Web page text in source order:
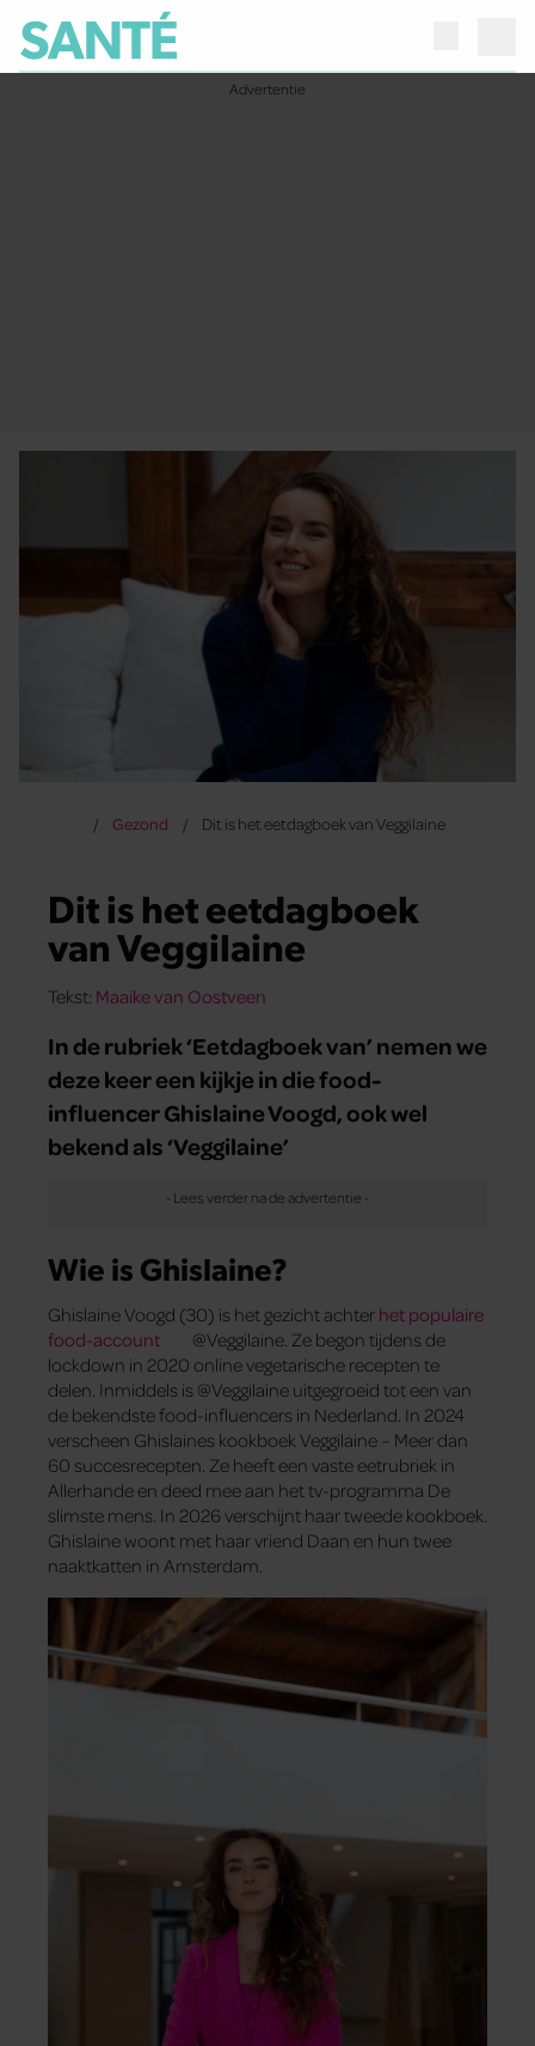
Gezond Dit is het eetdagboek van Veggilaine
Dit is het eetdagboek
van Veggilaine
Tekst: Maaike van Oostveen
In de rubriek ‘Eetdagboek van’ nemen we
deze keer een kijkje in die food-
influencer Ghislaine Voogd, ook wel
bekend als ‘Veggilaine’
Wie is Ghislaine?
Ghislaine Voogd (30) is het gezicht achter het populaire
food-account
@Veggilaine. Ze begon tijdens de
lockdown in 2020 online vegetarische recepten te
delen. Inmiddels is @Veggilaine uitgegroeid tot een van
de bekendste food-influencers in Nederland. In 2024
verscheen Ghislaines kookboek Veggilaine – Meer dan
60 succesrecepten. Ze heeft een vaste eetrubriek in
Allerhande en deed mee aan het tv-programma De
slimste mens. In 2026 verschijnt haar tweede kookboek.
Ghislaine woont met haar vriend Daan en hun twee
naaktkatten in Amsterdam.